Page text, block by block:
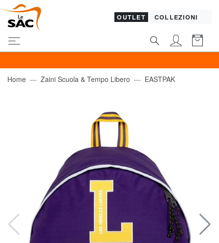
OUTLET COLLEZIONI
Home Zaini Scuola & Tempo Libero EASTPAK